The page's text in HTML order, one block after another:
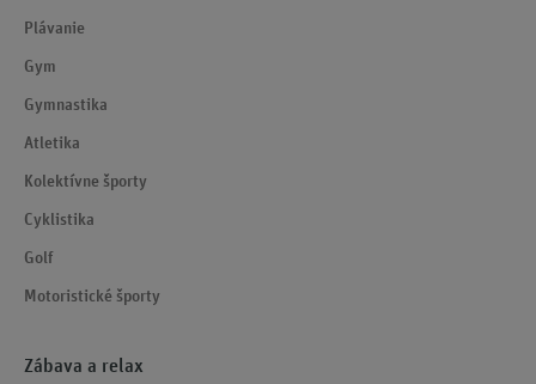
Plávanie
Gym
Gymnastika
Atletika
Kolektívne športy
Cyklistika
Golf
Motoristické športy
Zábava a relax